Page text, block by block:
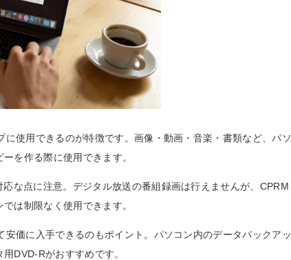
使用できるのが特徴です。画像・動画・音楽・書類など、パソ
を作る際に使用できます。
な点に注意。デジタル放送の番組録画は行えませんが、CPRM
は制限なく使用できます。
価に入手できるのもポイント。パソコン内のデータバックアッ
DVD-Rがおすすめです。